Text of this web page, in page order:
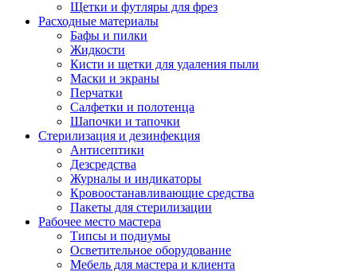
Щетки и футляры для фрез
Расходные материалы
Бафы и пилки
Жидкости
Кисти и щетки для удаления пыли
Маски и экраны
Перчатки
Салфетки и полотенца
Шапочки и тапочки
Стерилизация и дезинфекция
Антисептики
Дезсредства
Журналы и индикаторы
Кровоостанавливающие средства
Пакеты для стерилизации
Рабочее место мастера
Типсы и подиумы
Осветительное оборудование
Мебель для мастера и клиента